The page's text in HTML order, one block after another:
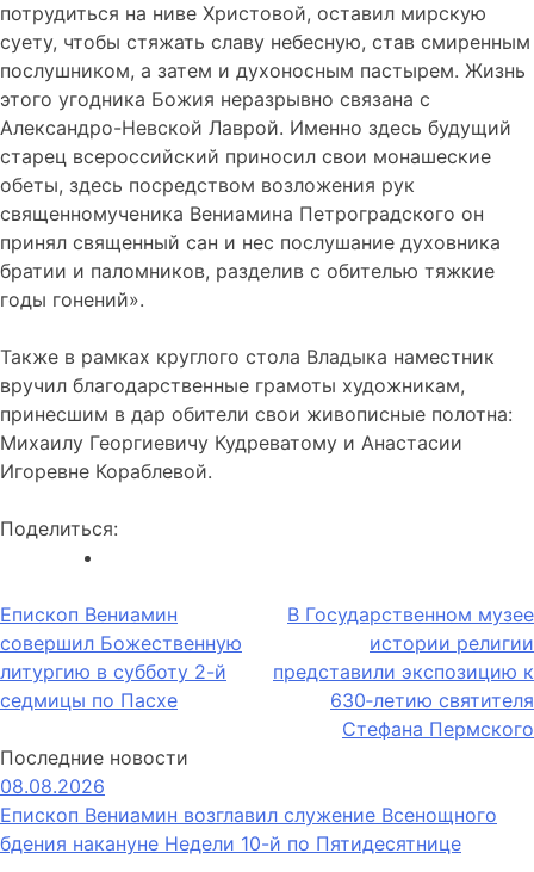
потрудиться на ниве Христовой, оставил мирскую
суету, чтобы стяжать славу небесную, став смиренным
послушником, а затем и духоносным пастырем. Жизнь
этого угодника Божия неразрывно связана с
Александро-Невской Лаврой. Именно здесь будущий
старец всероссийский приносил свои монашеские
обеты, здесь посредством возложения рук
священномученика Вениамина Петроградского он
принял священный сан и нес послушание духовника
братии и паломников, разделив с обителью тяжкие
годы гонений».
Также в рамках круглого стола Владыка наместник
вручил благодарственные грамоты художникам,
принесшим в дар обители свои живописные полотна:
Михаилу Георгиевичу Кудреватому и Анастасии
Игоревне Кораблевой.
Поделиться:
Навигация
по
записям
Епископ Вениамин
совершил Божественную
литургию в субботу 2-й
седмицы по Пасхе
В Государственном музее
истории религии
представили экспозицию к
630‑летию святителя
Стефана Пермского
Последние новости
08.08.2026
Епископ Вениамин возглавил служение Всенощного
бдения накануне Недели 10-й по Пятидесятнице